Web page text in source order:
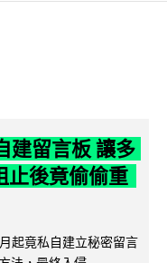
建留言板 讓多
止後竟偷偷重
起竟私自建立秘密留言